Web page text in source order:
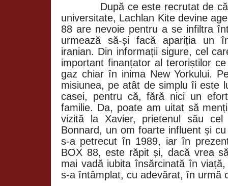
După ce este recrutat de
universitate, Lachlan Kite devine
88 are nevoie pentru a se infiltra
urmează să-și facă apariția un
iranian. Din informații sigure, cel
important finanțator al teroriștilor
gaz chiar în inima New Yorkului.
misiunea, pe atât de simplu îi este
casei, pentru că, fără nici un
familie. Da, poate am uitat să
vizită la Xavier, prietenul său
Bonnard, un om foarte influent și
s-a petrecut în 1989, iar în
BOX 88, este răpit și, dacă vrea
mai vadă iubita însărcinată în
s-a întâmplat, cu adevărat, în urmă